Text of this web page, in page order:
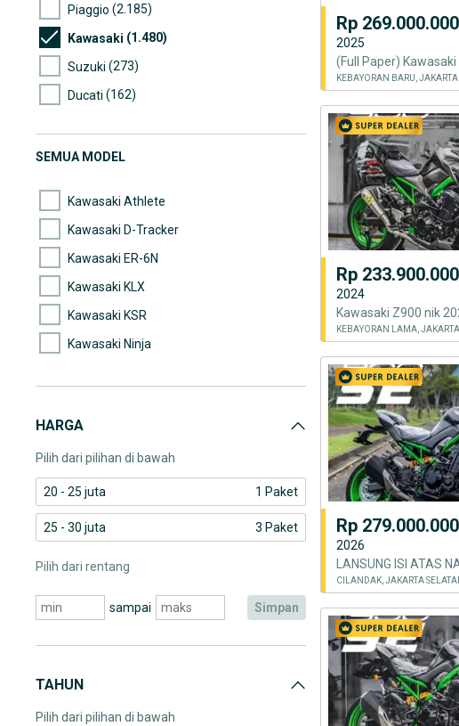
Piaggio (2.185)
Kawasaki (1.480)
Suzuki (273)
Ducati (162)
Lain-lain(74)
SEMUA MODEL
Kawasaki Athlete
Kawasaki D-Tracker
Kawasaki ER-6N
Kawasaki KLX
Kawasaki KSR
Kawasaki Ninja
Kawasaki Ninja KRR
HARGA
Pilih dari pilihan di bawah
20 - 25 juta 1 Paket
25 - 30 juta 3 Paket
Pilih dari rentang
sampai simpan
TAHUN
Pilih dari pilihan di bawah
Rp 269.000.000
2025
KEBAYORAN BARU, JAKARTA
Rp 233.900.000
2024
KEBAYORAN LAMA,
Rp 279.000.000
2026
CILANDAK, JAKARTA